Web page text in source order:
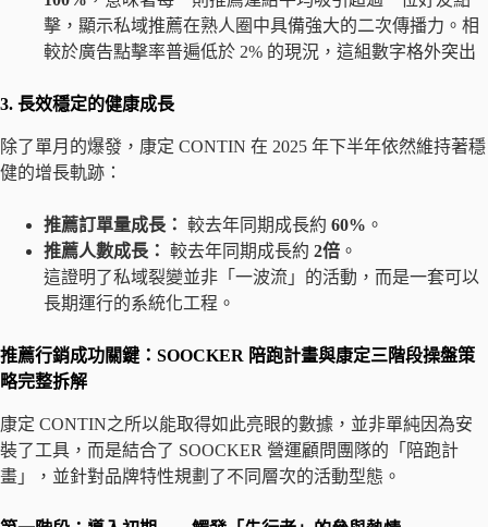
擊，顯示私域推薦在熟人圈中具備強大的二次傳播力。相
較於廣告點擊率普遍低於 2% 的現況，這組數字格外突出
3. 長效穩定的健康成長
除了單月的爆發，康定 CONTIN 在 2025 年下半年依然維持著穩
健的增長軌跡：
推薦訂單量成長： 較去年同期成長約 60% 。
推薦人數成長： 較去年同期成長約 2倍 。
這證明了私域裂變並非「一波流」的活動，而是一套可以
長期運行的系統化工程。
推薦行銷成功關鍵：SOOCKER 陪跑計畫與康定三階段操盤策
略完整拆解
康定 CONTIN之所以能取得如此亮眼的數據，並非單純因為安
裝了工具，而是結合了 SOOCKER 營運顧問團隊的「陪跑計
畫」，並針對品牌特性規劃了不同層次的活動型態。